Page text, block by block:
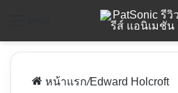
หน้าแรก/Edward Holcroft